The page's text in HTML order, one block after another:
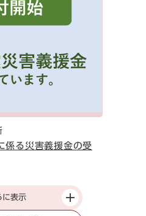
係る災害義援金の受
に表示